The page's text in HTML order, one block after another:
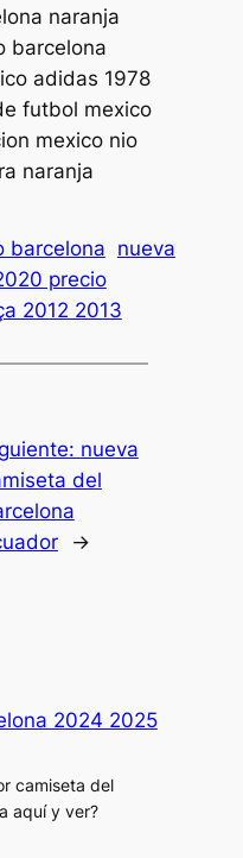
barcelona nueva
precio
2012 2013
nueva
del
→
2024 2025
camiseta del
aquí y ver?